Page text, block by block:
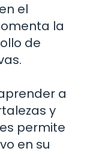
el
la
de
a
y
permite
en su